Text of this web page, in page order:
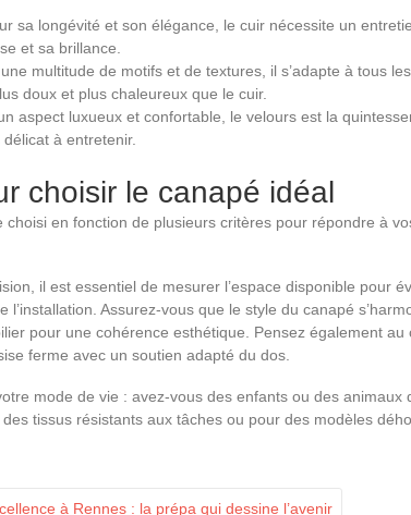
sa longévité et son élégance, le cuir nécessite un
et sa brillance.
multitude de motifs et de textures, il s’adapte à tous
doux et plus chaleureux que le cuir.
aspect luxueux et confortable, le velours est la
à entretenir.
choisir le canapé idéal
choisi en fonction de plusieurs critères pour répondre à
il est essentiel de mesurer l’espace disponible pour
l’installation. Assurez-vous que le style du canapé
pour une cohérence esthétique. Pensez également au
ferme avec un soutien adapté du dos.
mode de vie : avez-vous des enfants ou des animaux
tissus résistants aux tâches ou pour des modèles
à Rennes : la prépa qui dessine l’avenir